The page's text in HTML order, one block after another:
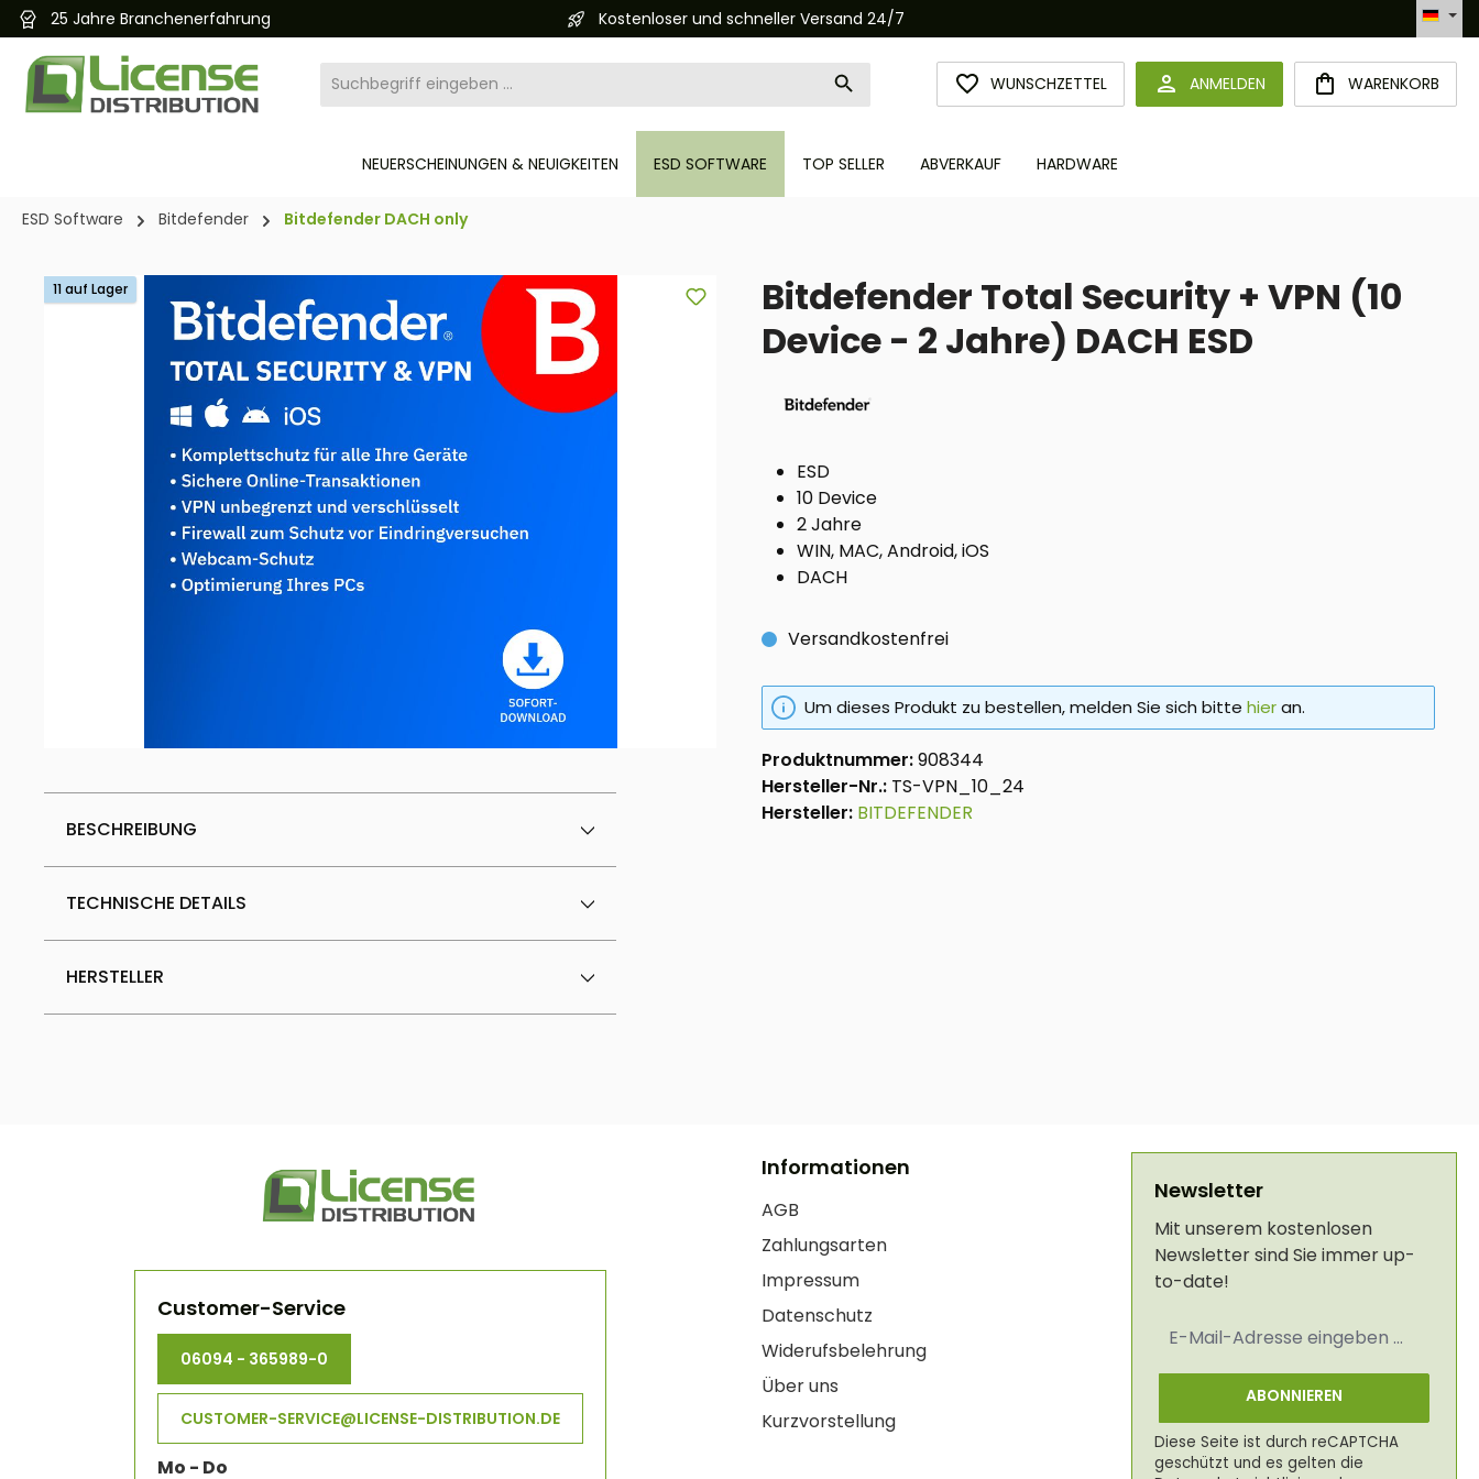
Zur Hauptnavigation springen
25 Jahre Branchenerfahrung Kostenloser und schneller Versand 24/7 Automatisierte Bestellabwicklung (API)
WUNSCHZETTELDU HAST 0 PRODUKTE AUF DEM MERKZETTEL
ANMELDEN WARENKORB
NEUERSCHEINUNGEN & NEUIGKEITEN ESD SOFTWARE TOP SELLER ABVERKAUF HARDWARE
ESD Software Bitdefender Bitdefender DACH only
Bildergalerie überspringen
11 auf Lager
BESCHREIBUNG
TECHNISCHE DETAILS
HERSTELLER
Bitdefender Total Security + VPN (10
Device - 2 Jahre) DACH ESD
ESD
10 Device
2 Jahre
WIN, MAC, Android, iOS
DACH
Versandkostenfrei
Um dieses Produkt zu bestellen, melden Sie sich bitte hieran.
Produktnummer:908344
Hersteller-Nr.: TS-VPN_10_24
Hersteller: BITDEFENDER
Customer-Service
06094 - 365989-0
CUSTOMER-SERVICE@LICENSE-DISTRIBUTION.DE
Mo - Do
Informationen
AGB
Zahlungsarten
Impressum
Datenschutz
Widerufsbelehrung
Über uns
Kurzvorstellung
Newsletter
Mit unserem kostenlosen
Newsletter sind Sie immer up-
to-date!
Mail-
ABONNIEREN
Diese Seite ist durch reCAPTCHA
geschützt und es gelten die